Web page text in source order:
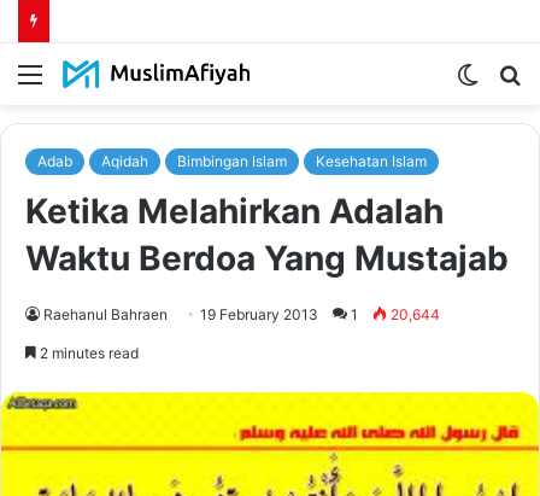
Menu
Switch
Adab Aqidah Bimbingan Islam Kesehatan Islam
Ketika Melahirkan Adalah
Waktu Berdoa Yang Mustajab
Raehanul Bahraen 19 February 2013 1 20,644
2 minutes read